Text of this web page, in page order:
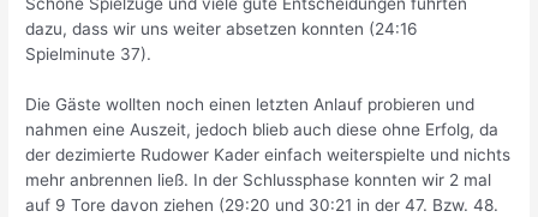
dazu, dass wir uns weiter absetzen konnten (24:16
Spielminute 37).
Die Gäste wollten noch einen letzten Anlauf probieren und
nahmen eine Auszeit, jedoch blieb auch diese ohne Erfolg, da
der dezimierte Rudower Kader einfach weiterspielte und nichts
mehr anbrennen ließ. In der Schlussphase konnten wir 2 mal
auf 9 Tore davon ziehen (29:20 und 30:21 in der 47. Bzw. 48.